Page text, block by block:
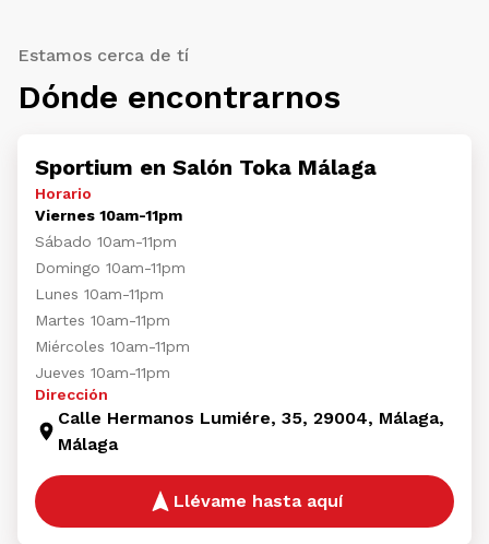
Estamos cerca de tí
Dónde encontrarnos
Sportium en Salón Toka Málaga
Horario
Viernes 10am-11pm
Sábado 10am-11pm
Domingo 10am-11pm
Lunes 10am-11pm
Martes 10am-11pm
Miércoles 10am-11pm
Jueves 10am-11pm
Dirección
Calle Hermanos Lumiére, 35, 29004, Málaga,
Málaga
Llévame hasta aquí